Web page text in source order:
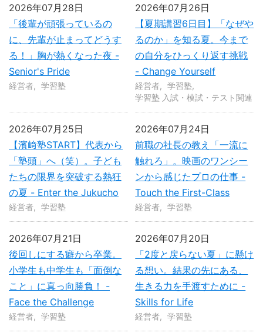
「後輩が頑張っているの
に、先輩が止まってどうす
る！」胸が熱くなった夜 -
Senior's Pride
2026年07月28日
経営者 学習塾
【夏期講習6日目】「なぜや
るのか」を知る夏。今まで
の自分をひっくり返す挑戦
- Change Yourself
2026年07月26日
経営者
学習塾
学習塾 入試・模試・テスト関連
【濱﨑塾START】代表から
「塾頭」へ（笑）。子ども
たちの限界を突破する熱狂
の夏 - Enter the Jukucho
2026年07月25日
経営者 学習塾
前職の社長の教え「一流に
触れろ」。映画のワンシー
ンから感じたプロの仕事 -
Touch the First-Class
2026年07月24日
経営者 学習塾
後回しにする癖から卒業。
小学生も中学生も「面倒な
こと」に真っ向勝負！ -
Face the Challenge
2026年07月21日
経営者 学習塾
「2度と戻らない夏」に懸け
る想い。結果の先にある、
生きる力を手渡すために -
Skills for Life
2026年07月20日
経営者 学習塾